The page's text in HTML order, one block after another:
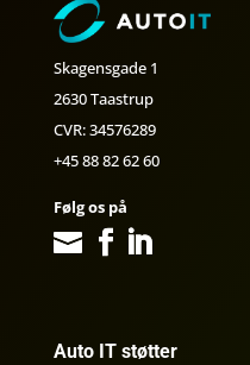
Skagensgade 1
2630 Taastrup
CVR: 34576289
+45 88 82 62 60
Følg os på
Auto IT støtter